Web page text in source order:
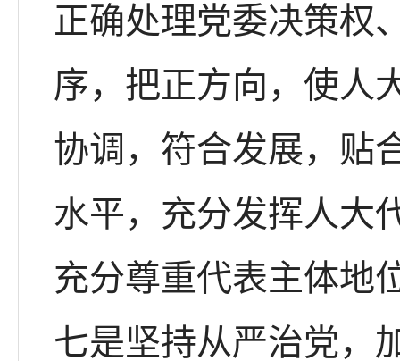
正确处理党委决策权
序，把正方向，使人
协调，符合发展，贴
水平，充分发挥人大
充分尊重代表主体地
七是坚持从严治党，